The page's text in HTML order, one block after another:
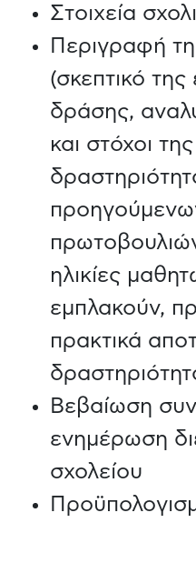
Στοιχεία
Περιγραφή
(σκεπτικό της
δράσης,
και στόχοι
ηλικίες
εμπλακούν,
πρακτικά
Βεβαίωση
ενημέρωση
σχολείου